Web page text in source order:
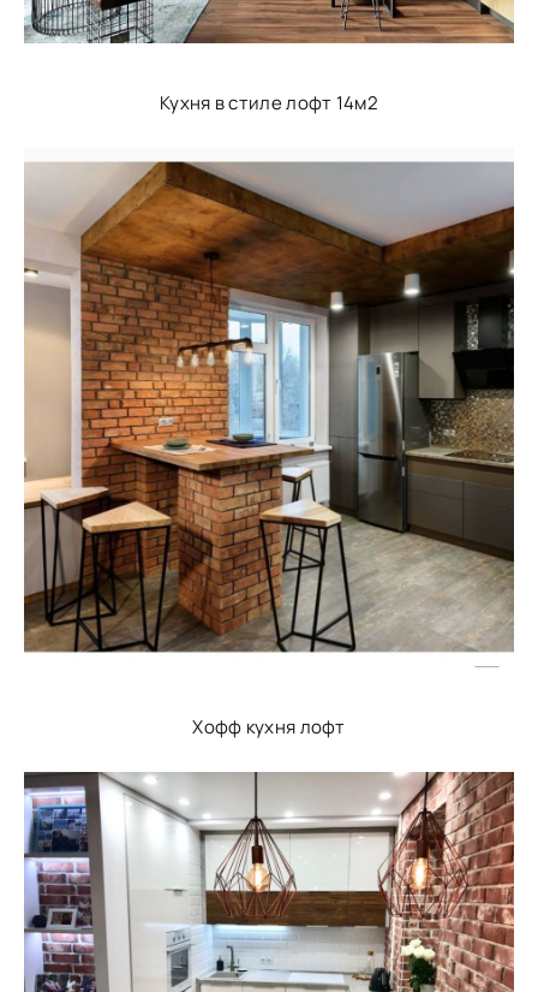
Кухня в стиле лофт 14м2
Хофф кухня лофт